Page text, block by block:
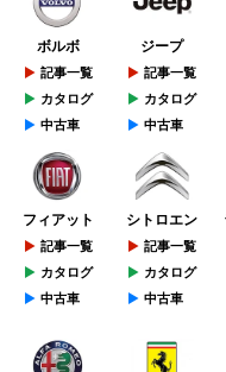
ボルボ
記事一覧
カタログ
中古車
ジープ
記事一覧
カタログ
中古車
フィアット
記事一覧
カタログ
中古車
シトロエン
記事一覧
カタログ
中古車